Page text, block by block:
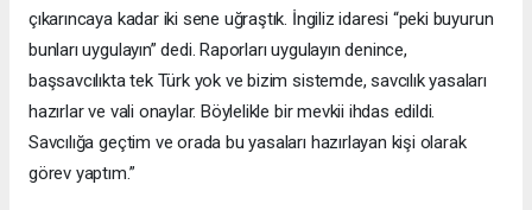
çıkarıncaya kadar iki sene uğraştık. İngiliz idaresi “peki buyurun
bunları uygulayın” dedi. Raporları uygulayın denince,
başsavcılıkta tek Türk yok ve bizim sistemde, savcılık yasaları
hazırlar ve vali onaylar. Böylelikle bir mevkii ihdas edildi.
Savcılığa geçtim ve orada bu yasaları hazırlayan kişi olarak
görev yaptım.”